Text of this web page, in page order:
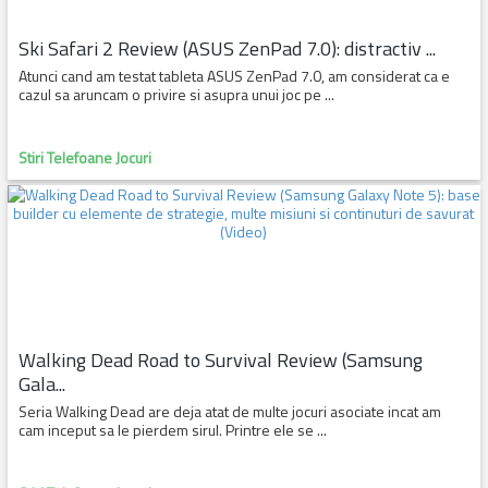
Ski Safari 2 Review (ASUS ZenPad 7.0): distractiv ...
Atunci cand am testat tableta ASUS ZenPad 7.0, am considerat ca e
cazul sa aruncam o privire si asupra unui joc pe ...
Stiri Telefoane Jocuri
Walking Dead Road to Survival Review (Samsung
Gala...
Seria Walking Dead are deja atat de multe jocuri asociate incat am
cam inceput sa le pierdem sirul. Printre ele se ...